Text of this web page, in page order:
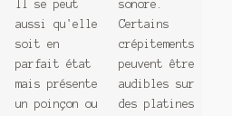
Il se peut
aussi qu'elle
soit en
parfait état
mais présente
un poinçon ou
sonore.
Certains
crépitements
peuvent être
audibles sur
des platines